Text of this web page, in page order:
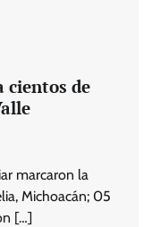
cientos de
marcaron la
Michoacán; 05
[…]